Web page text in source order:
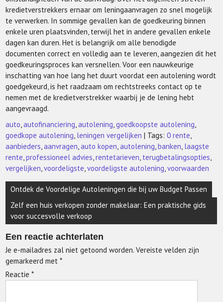
kredietverstrekkers ernaar om leningaanvragen zo snel mogelijk
te verwerken. In sommige gevallen kan de goedkeuring binnen
enkele uren plaatsvinden, terwijl het in andere gevallen enkele
dagen kan duren. Het is belangrijk om alle benodigde
documenten correct en volledig aan te leveren, aangezien dit het
goedkeuringsproces kan versnellen. Voor een nauwkeurige
inschatting van hoe lang het duurt voordat een autolening wordt
goedgekeurd, is het raadzaam om rechtstreeks contact op te
nemen met de kredietverstrekker waarbij je de lening hebt
aangevraagd.
auto,autofinanciering,autolening,goedkoopste autolening,
goedkope autolening, leningen vergelijken | Tags:0 rente,
aanbieders,aanvragen,auto kopen,autolening,banken, laagste
rente,professioneel advies,rentetarieven, terugbetalingsopties,
vergelijken,voordeligste,voordeligste autolening,voorwaarden
Berichtnavigatie
Ontdek de Voordelige Autoleningen die bij uw Budget Passen
Zelf een huis verkopen zonder makelaar: Een praktische gids
voor succesvolle verkoop
Een reactie achterlaten
Je e-mailadres zal niet getoond worden. Vereiste velden zijn
gemarkeerd met*
Reactie*